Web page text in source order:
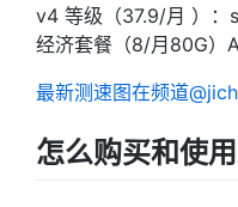
v4 等级（37.9/月 ）
经济套餐（8/月80G）
最新测速图在频道
怎么购买和使